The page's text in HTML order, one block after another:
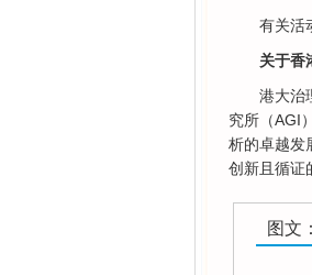
有关活
关于香
港大治
究所（AGI
析的卓越发
创新且循证
图文：